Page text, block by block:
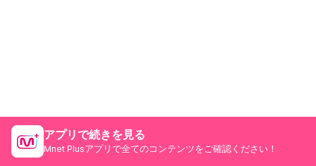
アプリで続きを見る
Mnet Plusアプリで全てのコンテンツをご確認ください！